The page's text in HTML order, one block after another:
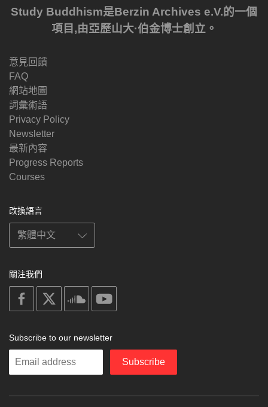
Study Buddhism是Berzin Archives e.V.的一個
項目,由亞歷山大·伯金博士創立。
意見回饋
FAQ
網站地圖
詞彙術語
Privacy Policy
Newsletter
最新內容
Progress Reports
Courses
改換語言
關注我們
on
facebook
soundcloud
Subscribe to our newsletter
Enter
Subscribe